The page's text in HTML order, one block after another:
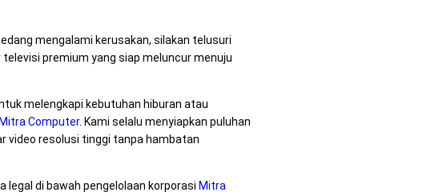
mengalami kerusakan, silakan telusuri
premium yang siap meluncur menuju
melengkapi kebutuhan hiburan atau
Mitra Computer. Kami selalu menyiapkan puluhan
video resolusi tinggi tanpa hambatan
di bawah pengelolaan korporasi Mitra